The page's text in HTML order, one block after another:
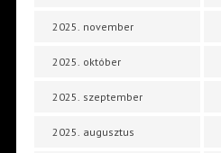
2025. november
2025. október
2025. szeptember
2025. augusztus